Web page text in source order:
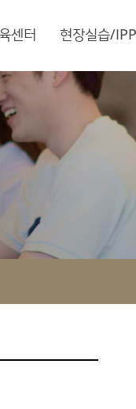
센터 현장실습/